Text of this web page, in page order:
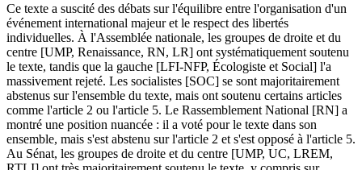
Ce texte a suscité des débats sur l'équilibre entre l'organisation d'un
événement international majeur et le respect des libertés
individuelles. À l'Assemblée nationale, les groupes de droite et du
centre [UMP, Renaissance, RN, LR] ont systématiquement soutenu
le texte, tandis que la gauche [LFI-NFP, Écologiste et Social] l'a
massivement rejeté. Les socialistes [SOC] se sont majoritairement
abstenus sur l'ensemble du texte, mais ont soutenu certains articles
comme l'article 2 ou l'article 5. Le Rassemblement National [RN] a
montré une position nuancée : il a voté pour le texte dans son
ensemble, mais s'est abstenu sur l'article 2 et s'est opposé à l'article 5.
Au Sénat, les groupes de droite et du centre [UMP, UC, LREM,